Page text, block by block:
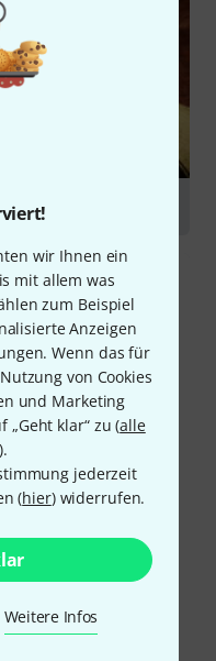
wir Ihnen ein
mit allem was
zum Beispiel
Anzeigen
Wenn das für
von Cookies
und Marketing
klar“ zu (alle
).
jederzeit
(hier) widerrufen.
Weitere Infos